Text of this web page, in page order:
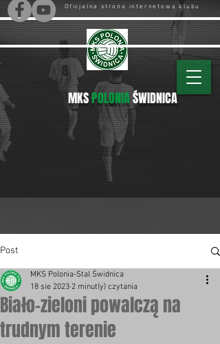
Oficjalna strona internetowa klubu
MKSPOLONIAŚWIDNICA
Post
Biało-zieloni powalczą na
trudnym terenie
MKS Polonia-Stal Świdnica
18 sie 2023 2 minut(y) czytania